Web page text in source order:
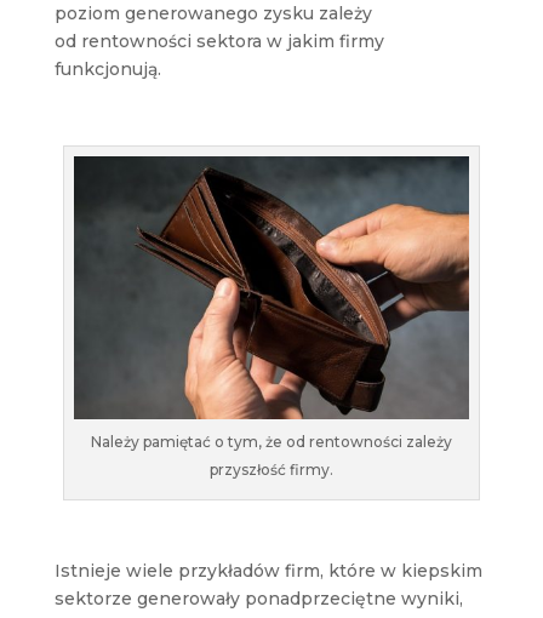
poziom generowanego zysku zależy
od rentowności sektora w jakim firmy
funkcjonują.
Należy pamiętać o tym, że od rentowności zależy
przyszłość firmy.
Istnieje wiele przykładów firm, które w kiepskim
sektorze generowały ponadprzeciętne wyniki,